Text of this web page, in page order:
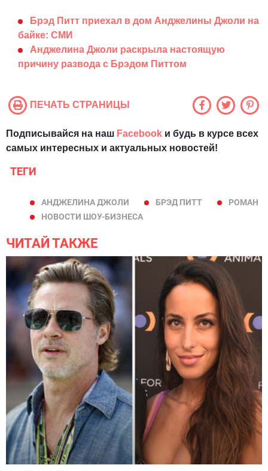
Брэд Питт приехал в дом Анджелины Джоли на
байке: СМИ
Анджелина Джоли раскрыла настоящую
причину развода с Брэдом Питтом
ПЕЧАТЬ СТРАНИЦЫ
Подписывайся на наш Facebook и будь в курсе всех
самых интересных и актуальных новостей!
ТЕГИ
АНДЖЕЛИНА ДЖОЛИ БРЭД ПИТТ
РОМАН
НОВОСТИ ШОУ-БИЗНЕСА
ЧИТАЙ ТАКЖЕ